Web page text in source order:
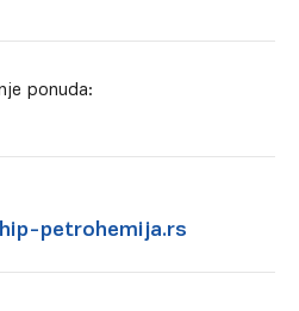
ponuda:
petrohemija.rs